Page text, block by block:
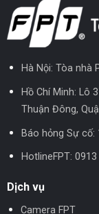
Hà Nội: Tòa nhà
Hồ Chí Minh: Lô
Thuận Đông,
Báo hỏng Sự cố:
HotlineFPT: 0913
Dịch vụ
Camera FPT